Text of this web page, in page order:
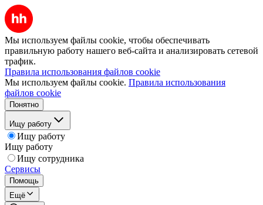
Мы используем файлы cookie, чтобы обеспечивать
правильную работу нашего веб-сайта и анализировать сетевой
трафик.
Правила использования файлов cookie
Мы используем файлы cookie. Правила использования
файлов cookie
Понятно
Ищу работу
Ищу работу
Ищу работу
Ищу сотрудника
Сервисы
Помощь
Ещё